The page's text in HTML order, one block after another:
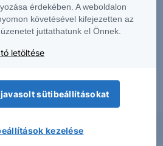
nincs befolyása, a befektető által
a Társaságra nem háríthatók át. A jelen
vagy részleges – felhasználása,
terjesztése kizárólag a Társaság
További részletek:
.
érdekében. A weboldalon
követésével kifejezetten az
juttathatunk el Önnek.
letöltése
sütibeállításokat
kezelése